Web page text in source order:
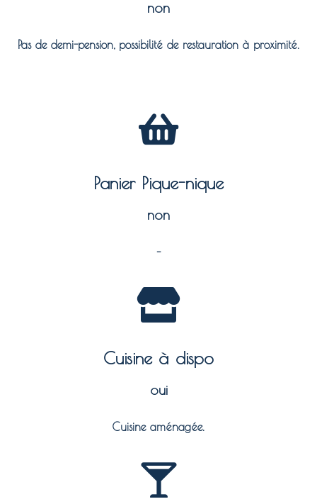
non
Pas de demi-pension, possibilité de restauration à proximité.
Panier Pique-nique
non
–
Cuisine à dispo
oui
Cuisine aménagée.